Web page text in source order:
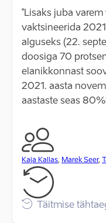
"Lisaks juba
vaktsineerida
alguseks (22.
doosiga 70
elanikkonnast
2021. aasta
aastaste seas
Kaja Kallas, Marek Seer,
Täitmise